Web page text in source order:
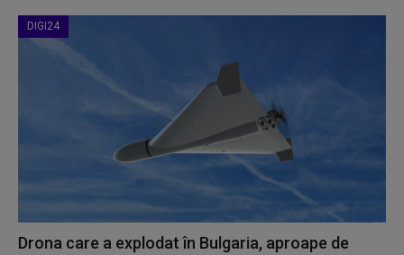
DIGI24
Drona care a explodat în Bulgaria, aproape de